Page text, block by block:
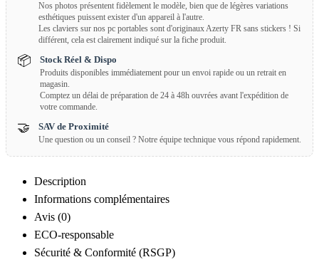
Nos photos présentent fidèlement le modèle, bien que de légères variations
esthétiques puissent exister d'un appareil à l'autre.
Les claviers sur nos pc portables sont d'originaux Azerty FR sans stickers ! Si
différent, cela est clairement indiqué sur la fiche produit.
📦 Stock Réel & Dispo
Produits disponibles immédiatement pour un envoi rapide ou un retrait en
magasin.
Comptez un délai de préparation de 24 à 48h ouvrées avant l'expédition de
votre commande.
🤝 SAV de Proximité
Une question ou un conseil ? Notre équipe technique vous répond rapidement.
Description
Informations complémentaires
Avis (0)
ECO-responsable
Sécurité & Conformité (RSGP)